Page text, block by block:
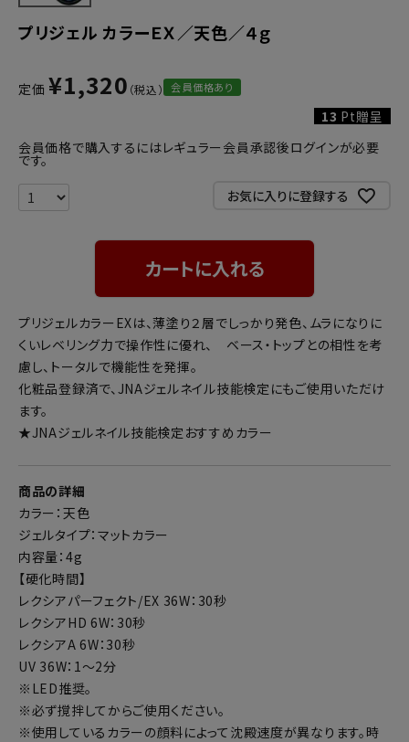
プリジェル カラーＥＸ／天色／４ｇ
定価 ¥1,320 会員価格あり
13 Pt贈呈
会員価格で購入するにはレギュラー会員承認後ログインが必要
です。
お気に入りに登録する
カートに入れる
プリジェルカラーEXは、薄塗り２層でしっかり発色、ムラになりに
くいレベリング力で操作性に優れ、 ベース・トップとの相性を考
慮し、トータルで機能性を発揮。
化粧品登録済で、JNAジェルネイル技能検定にもご使用いただけ
ます。
★JNAジェルネイル技能検定おすすめカラー
商品の詳細
カラー：天色
ジェルタイプ：マットカラー
内容量：4g
【硬化時間】
レクシアパーフェクト/EX 36W：30秒
レクシアHD 6W：30秒
レクシアA 6W：30秒
UV 36W：1～2分
※LED推奨。
※必ず撹拌してからご使用ください。
※使用しているカラーの顔料によって沈殿速度が異なります。時